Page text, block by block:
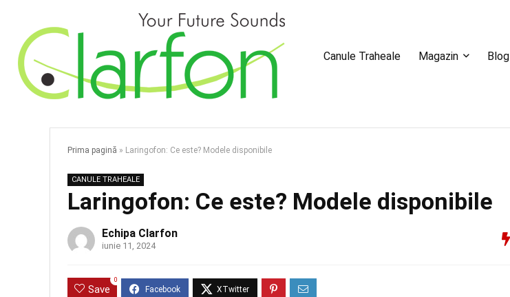
Canule Traheale Magazin Blog
Prima pagină » Laringofon: Ce este? Modele disponibile
CANULE TRAHEALE
Laringofon: Ce este? Modele disponibile
Echipa Clarfon
iunie 11, 2024
Save
0